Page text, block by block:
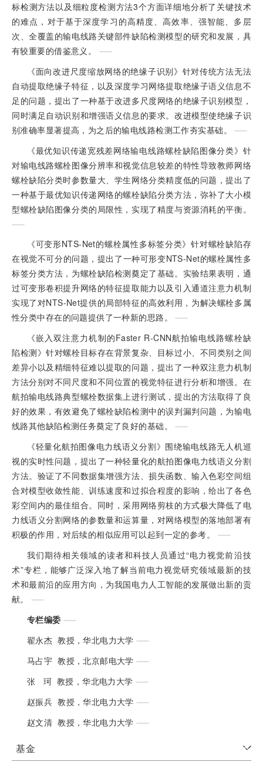
标检测方法以及细粒度检测方法3个方面详细地分析了关键技术
的难点，对于基于深度学习的高精度、高效率、强智能、多层
次、全覆盖的输电线路关键部件缺陷检测模型的研究和发展，具
有较重要的借鉴意义。
《面向改进尺度缩放网络的绝缘子识别》针对传统方法无法
自动提取绝缘子特征，以及深度学习网络提取绝缘子语义信息不
足的问题，提出了一种基于改进多尺度网络的绝缘子识别模型，
同时满足自动识别和增强语义信息的要求。改进模型使绝缘子识
别准确率显著提高，为之后的输电线路检测工作夯实基础。
《最优知识传递宽残差网络输电线路螺栓缺陷图像分类》针
对输电线路螺栓图像分辨率和视觉信息较差的特性导致教师网络
螺栓缺陷分类时参数量大、学生网络分类精度低的问题，提出了
一种基于最优知识传递网络的螺栓缺陷分类方法，弥补了大小模
型螺栓缺陷图像分类的局限性，实现了精度与资源消耗的平衡。
《可变形NTS-Net的螺栓属性多标签分类》针对螺栓缺陷存
在视觉不可分的问题，提出了一种可形变NTS-Net的螺栓属性多
标签分类方法，为螺栓缺陷检测奠定了基础。实验结果表明，通
过可变形卷积提升网络的特征提取能力以及引入通道注意力机制
实现了对NTS-Net提供的局部特征的高效利用，为解决螺栓多属
性分类中存在的问题提供了一种新的思路。
《嵌入双注意力机制的Faster R-CNN航拍输电线路螺栓缺
陷检测》针对螺栓目标存在背景复杂、目标过小、不同类别之间
差异小以及精细特征难以提取的问题，提出了一种双注意力机制
方法分别对不同尺度和不同位置的视觉特征进行分析和增强。在
航拍输电线路典型螺栓数据集上进行测试，提出的方法取得了良
好的效果，有效避免了螺栓缺陷检测中的误判漏判问题，为输电
线路其他缺陷检测任务奠定了良好的基础。
《轻量化航拍图像电力线语义分割》围绕输电线路无人机巡
视的实时性问题，提出了一种轻量化的航拍图像电力线语义分割
方法。验证了不同数据集增强方法、损失函数、输入色彩空间组
合对模型收敛性能、训练速度和过拟合程度的影响，给出了各色
彩空间内的最佳组合。同时，采用网络剪枝的方式极大降低了电
力线语义分割网络的参数量和运算量，对网络模型的落地部署有
积极的作用，对后续的相似应用可以起到一定的参考。
我们期待相关领域的读者和科技人员通过“电力视觉前沿技
术”专栏，能够广泛深入地了解当前电力视觉研究领域最新的技
术和最前沿的应用方向，为我国电力人工智能的发展做出新的贡
献。
专栏编委
翟永杰 教授，华北电力大学
马占宇 教授，北京邮电大学
张 珂 教授，华北电力大学
赵振兵 教授，华北电力大学
赵文清 教授，华北电力大学
基金